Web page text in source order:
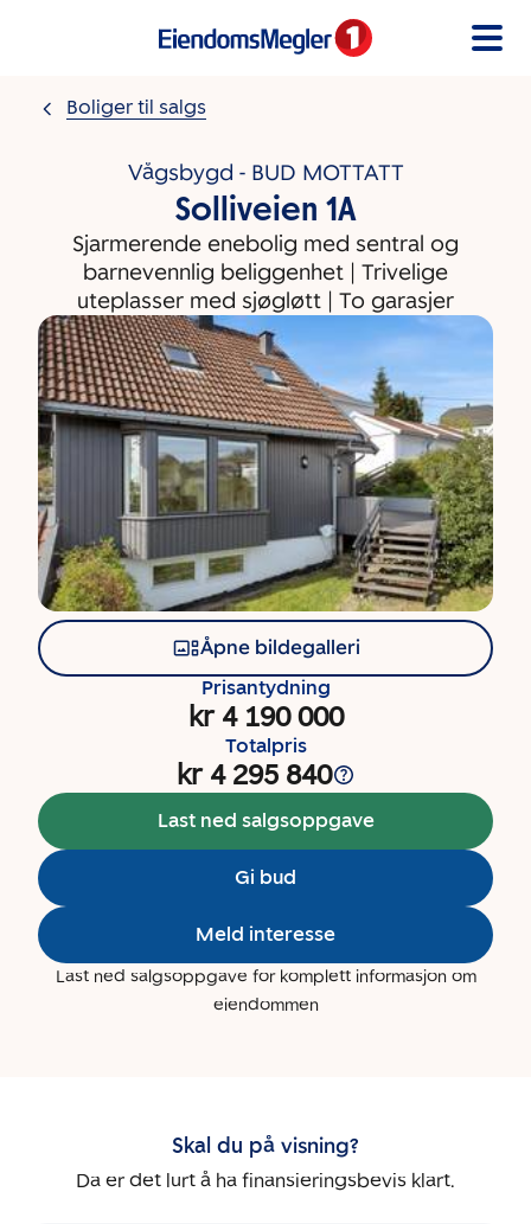
Boliger til salgs
Vågsbygd - BUD MOTTATT
Solliveien 1A
Sjarmerende enebolig med sentral og
barnevennlig beliggenhet | Trivelige
uteplasser med sjøgløtt | To garasjer
Åpne bildegalleri
Prisantydning
kr 4 190 000
Totalpris
kr 4 295 840
Last ned salgsoppgave
Gi bud
Meld interesse
Last ned salgsoppgave for komplett informasjon om
eiendommen
Skal du på visning?
Da er det lurt å ha finansieringsbevis klart.